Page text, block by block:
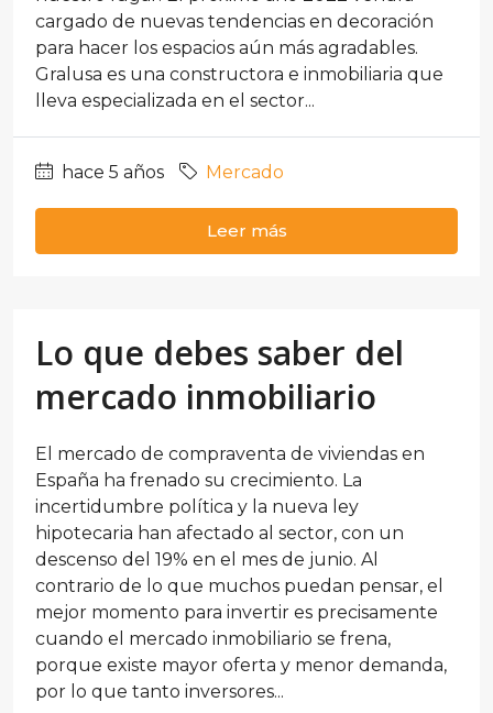
cargado de nuevas tendencias en decoración
para hacer los espacios aún más agradables.
Gralusa es una constructora e inmobiliaria que
lleva especializada en el sector...
hace 5 años Mercado
Leer más
Lo que debes saber del
mercado inmobiliario
El mercado de compraventa de viviendas en
España ha frenado su crecimiento. La
incertidumbre política y la nueva ley
hipotecaria han afectado al sector, con un
descenso del 19% en el mes de junio. Al
contrario de lo que muchos puedan pensar, el
mejor momento para invertir es precisamente
cuando el mercado inmobiliario se frena,
porque existe mayor oferta y menor demanda,
por lo que tanto inversores...